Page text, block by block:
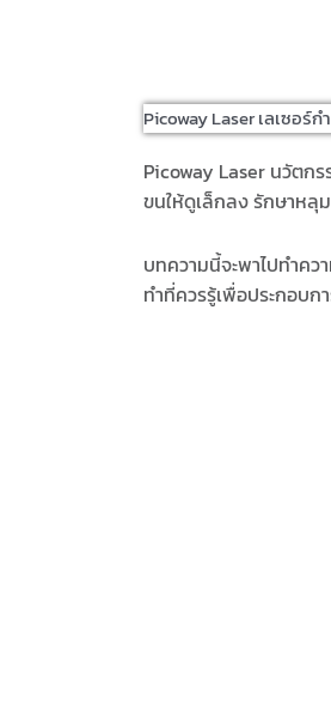
Picoway Laser เลเซอร์
Picoway Laser นวัตกร
ขนให้ดูเล็กลง รักษาหลุ
บทความนี้จะพาไปทำคว
ทำที่ควรรู้เพื่อประกอบก